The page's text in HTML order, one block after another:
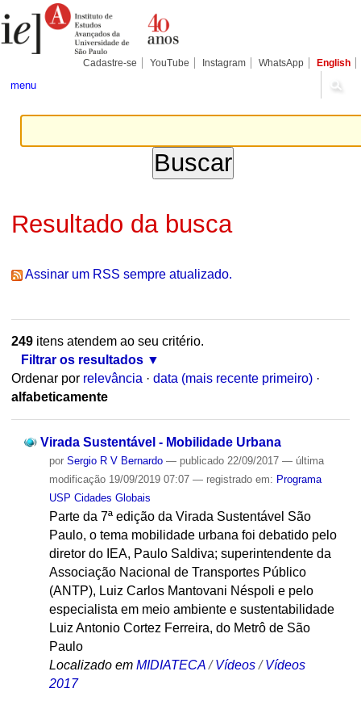
para
conteúdo.
Pessoais
Cadastre-se YouTube Instagram WhatsApp English
menu
Resultado da busca
Assinar um RSS sempre atualizado.
249itens atendem ao seu critério.
Filtrar os resultados
Ordenar por relevância · data (mais recente primeiro) ·
alfabeticamente
Virada Sustentável - Mobilidade Urbana
por Sergio R V Bernardo — publicado22/09/2017 — última
modificação19/09/2019 07:07 — registrado em: Programa
USP Cidades Globais
Parte da 7ª edição da Virada Sustentável São
Paulo, o tema mobilidade urbana foi debatido pelo
diretor do IEA, Paulo Saldiva; superintendente da
Associação Nacional de Transportes Público
(ANTP), Luiz Carlos Mantovani Néspoli e pelo
especialista em meio ambiente e sustentabilidade
Luiz Antonio Cortez Ferreira, do Metrô de São
Paulo
Localizado em MIDIATECA /Vídeos /Vídeos
2017